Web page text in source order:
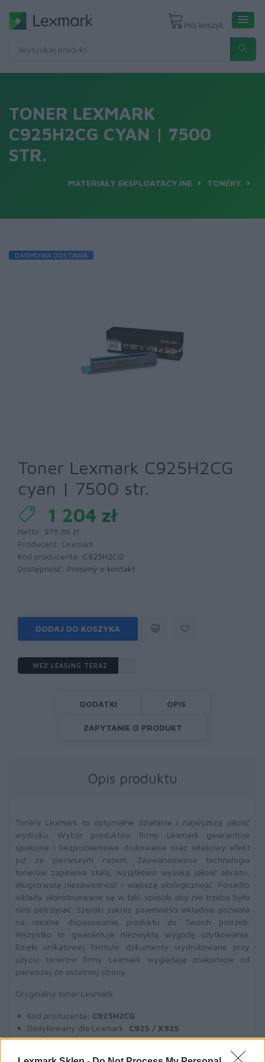
Mój koszyk
TONER LEXMARK
C925H2CG CYAN | 7500
STR.
MATERIAŁY EKSPLOATACYJNE TONERY
DARMOWA DOSTAWA
Toner Lexmark C925H2CG
cyan | 7500 str.
1 204 zł
Netto: 978,86 zł
Producent: Lexmark
Kod producenta: C925H2CG
Dostępność: Prosimy o kontakt
DODAJ DO KOSZYKA
WEŹ LEASING TERAZ
DODATKI OPIS
ZAPYTANIE O PRODUKT
Opis produktu
Tonery Lexmark to optymalne działanie i najwyższą jakość
wydruku. Wybór produktów firmy Lexmark gwarantuje
spokojne i bezproblemowe drukowanie oraz właściwy efekt
już za pierwszym razem. Zaawansowana technologia
tonerów zapewnia stałą, wyjątkowo wysoką jakość obrazu,
długotrwałą niezawodność i większą ekologiczność. Ponadto
wkłady skonstruowane są w taki sposób aby nie trzeba było
nimi potrząsać. Szeroki zakres pojemności wkładów pozwala
na idealne dopasowanie produktu do Twoich potrzeb.
Wszystko to gwarantuje niezwykłą wygodę użytkowania.
Dzięki unikatowej formule dokumenty wydrukowane przy
użyciu tonerów firmy Lexmark wyglądają znakomicie od
pierwszej do ostatniej strony.
Oryginalny toner Lexmark
Kod producenta: C925H2CG
Dedykowany dla Lexmark: C925 / X925
Wydajność:7500 str.A4 (przy 5% pokryciu)